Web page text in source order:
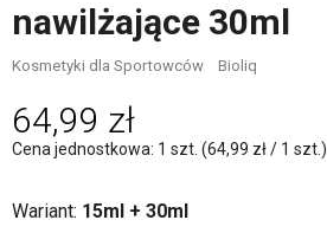
nawilżające 30ml
Kosmetyki dla Sportowców Bioliq
64,99 zł
Cena jednostkowa: 1 szt. (64,99 zł / 1 szt.)
Wariant: 15ml + 30ml